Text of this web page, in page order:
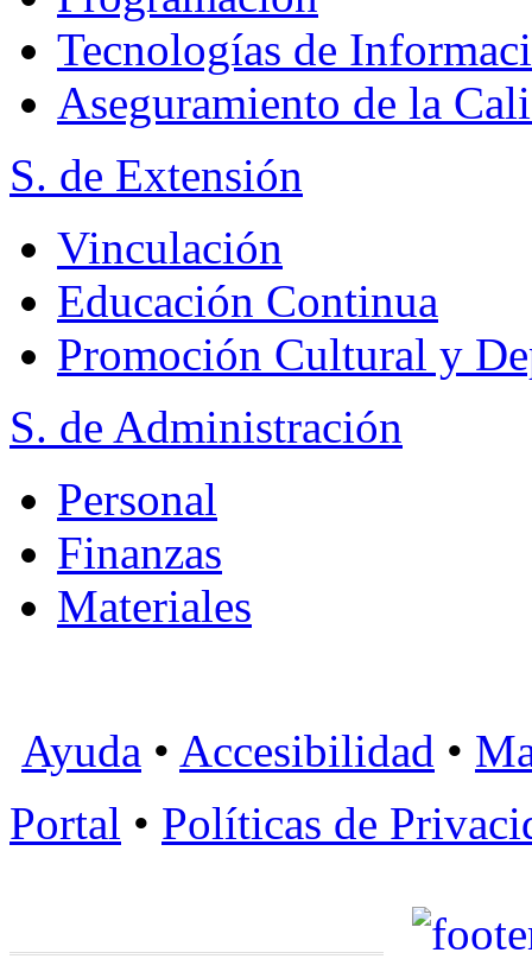
Tecnologías de
Aseguramiento de la
S. de Extensión
Vinculación
Educación Continua
Promoción Cultural y
S. de Administración
Personal
Finanzas
Materiales
Ayuda • Accesibilidad •
Portal • Políticas de